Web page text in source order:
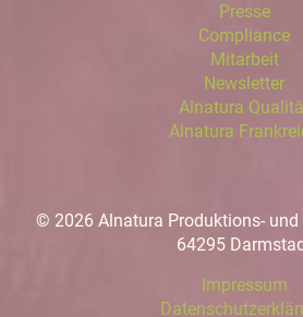
Presse
Compliance
Mitarbeit
Newsletter
Alnatura
Alnatura
© 2026 Alnatura Produktions- und
64295
Impressum